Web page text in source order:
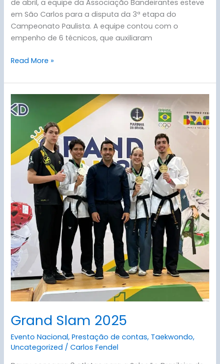
de abril, a equipe da Associação Bandeirantes esteve
em São Carlos para a disputa da 3ª etapa do
Campeonato Paulista. A equipe contou com o
empenho de 6 técnicos, que auxiliaram
Read More »
Grand Slam 2025
Evento Nacional,Prestação de contas, Taekwondo,
Uncategorized /Carlos Fendel
Grand
Slam